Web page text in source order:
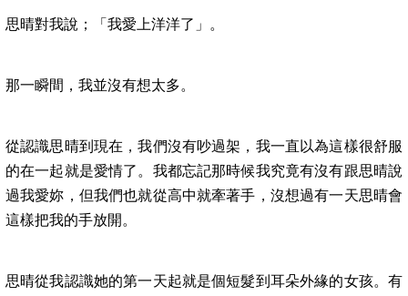
思晴對我說；「我愛上洋洋了」。
那一瞬間，我並沒有想太多。
從認識思晴到現在，我們沒有吵過架，我一直以為這樣很舒服
的在一起就是愛情了。我都忘記那時候我究竟有沒有跟思晴說
過我愛妳，但我們也就從高中就牽著手，沒想過有一天思晴會
這樣把我的手放開。
思晴從我認識她的第一天起就是個短髮到耳朵外緣的女孩。有